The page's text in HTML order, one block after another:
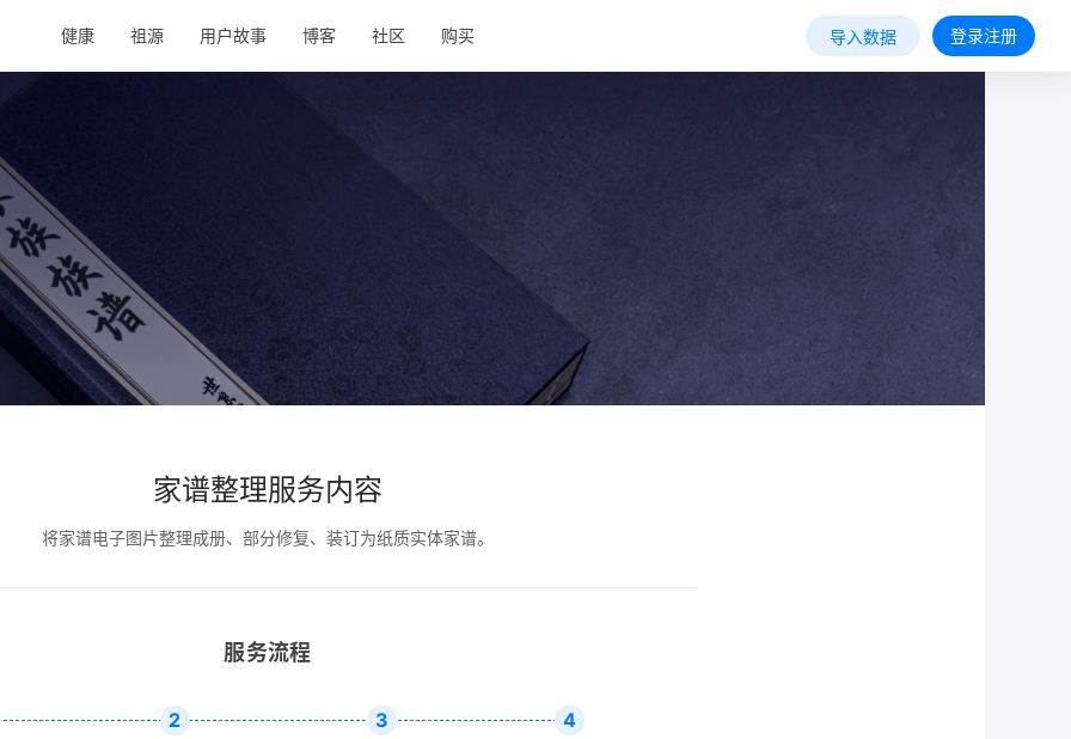
健康 祖源 用户故事 博客 社区 购买 导入数据 登录注册
家谱整理服务内容
将家谱电子图片整理成册、部分修复、装订为纸质实体家谱。
服务流程
2
3
4